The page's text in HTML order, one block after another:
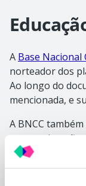
A Base Nacional
norteador dos
Ao longo do
mencionada, e
A BNCC
a uma
os alunos com
iguais de